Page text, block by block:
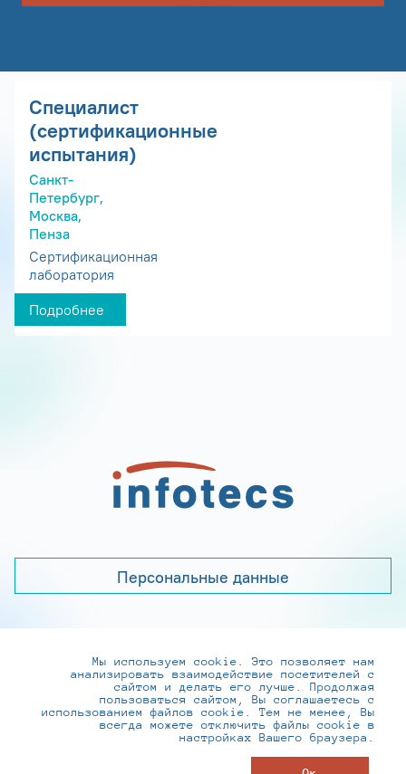
Специалист
(сертификационные
испытания)
Санкт-
Петербург,
Москва,
Пенза
Сертификационная
лаборатория
Подробнее
Персональные данные
+7 (495) 737-6192, 8-800-250-0-260
practice@infotecs.ru,hr@infotecs.ru
127273, г. Москва, Отрадная ул., 2Б строение 1
Мы используем cookie. Это позволяет нам
анализировать взаимодействие посетителей с
сайтом и делать его лучше. Продолжая
пользоваться сайтом, Вы соглашаетесь с
использованием файлов cookie. Тем не менее, Вы
всегда можете отключить файлы cookie в
настройках Вашего браузера.